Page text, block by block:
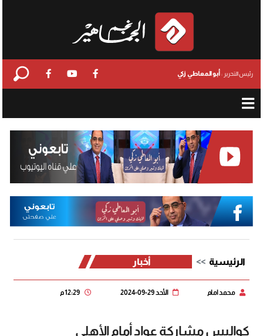
رئيس التحرير : أبو المعاطي زكي
الرئيسية أخبار
محمد امام الأحد 29-09-2024 12:29 م
كواليس مشاركة عواد أمام الأهلي